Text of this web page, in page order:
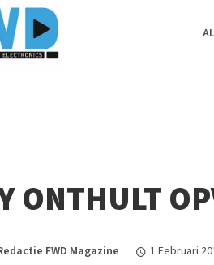
ONTHULT
FWD Magazine 1 Februari